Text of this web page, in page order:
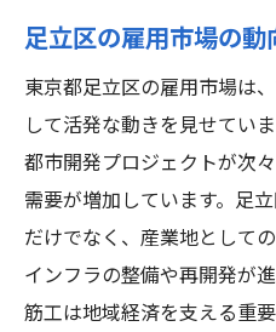
足立区の雇用市場の動
東京都足立区の雇用市場は
して活発な動きを見せてい
都市開発プロジェクトが次
需要が増加しています。足
だけでなく、産業地として
インフラの整備や再開発が
筋工は地域経済を支える重